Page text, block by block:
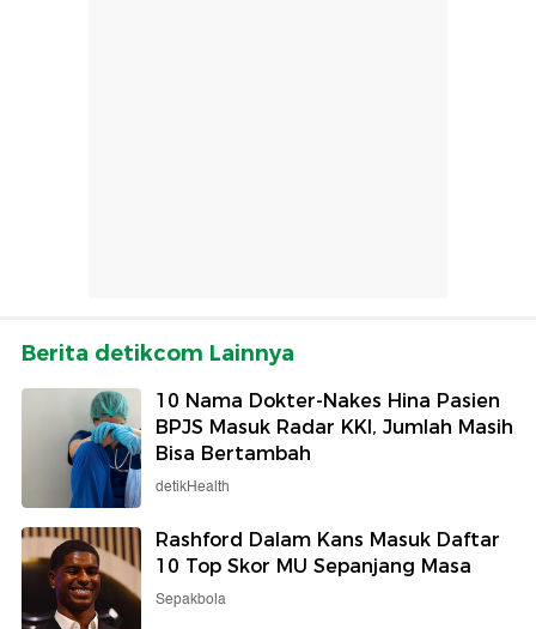
Berita detikcom Lainnya
10 Nama Dokter-Nakes Hina Pasien
BPJS Masuk Radar KKI, Jumlah Masih
Bisa Bertambah
detikHealth
Rashford Dalam Kans Masuk Daftar
10 Top Skor MU Sepanjang Masa
Sepakbola